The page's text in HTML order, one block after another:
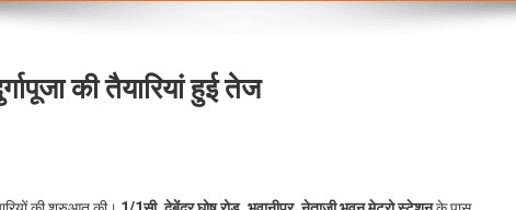
की तैयारियां हुई तेज